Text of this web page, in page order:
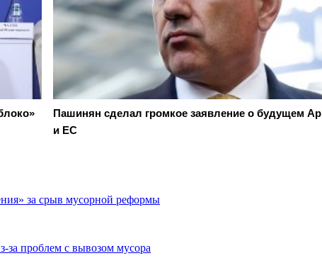
Пашинян сделал громкое заявление о будущем
и ЕС
за срыв мусорной реформы
за проблем с вывозом мусора